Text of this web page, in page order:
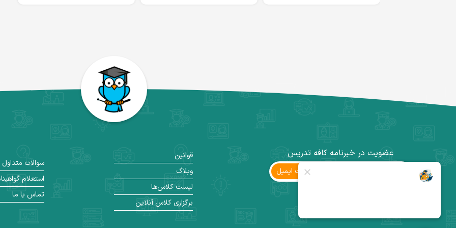
عضویت در خبرنامه کافه تدریس
ثبت ‌ایمیل
قوانین
وبلاگ
لیست کلاس‌ها
برگزاری کلاس آنلاین
سوالات متداول
استعلام
تماس با ما